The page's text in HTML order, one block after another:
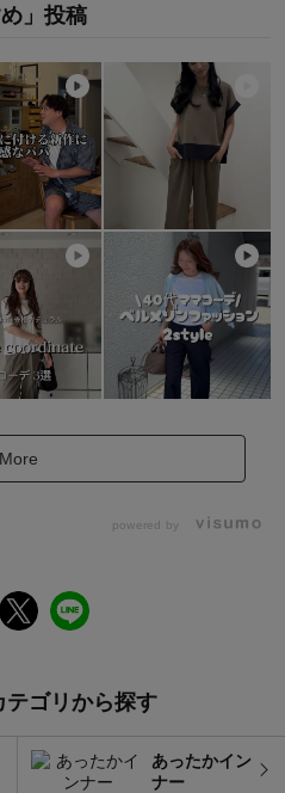
」投稿
More
powered by
テゴリから探す
あったかイン
ナー